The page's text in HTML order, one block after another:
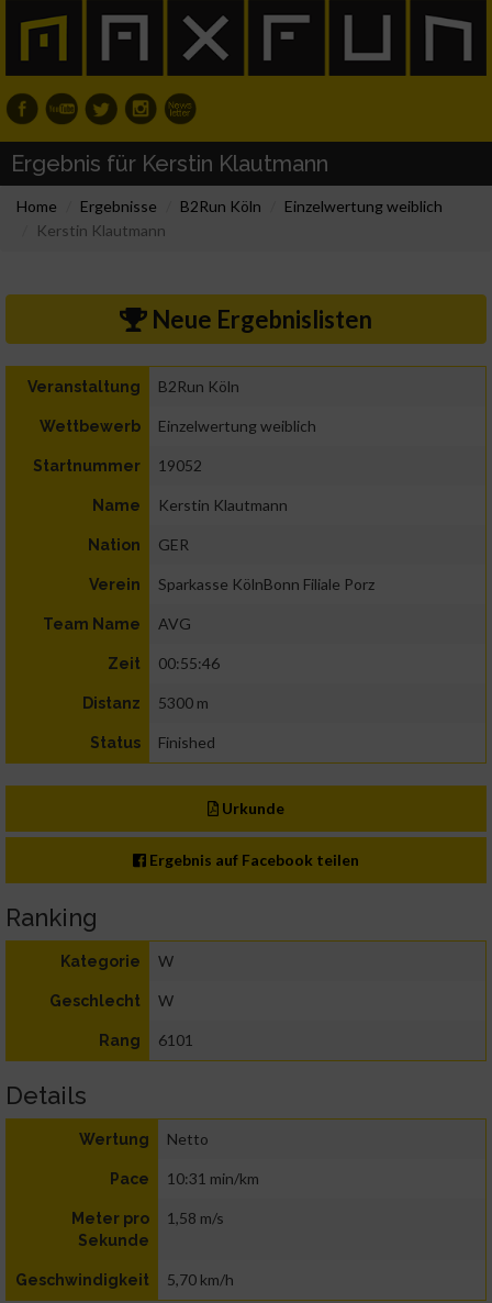
Ergebnis für Kerstin Klautmann
Home Ergebnisse B2Run Köln
Einzelwertung weiblich
Kerstin Klautmann
Neue Ergebnislisten
Veranstaltung B2Run Köln
Wettbewerb Einzelwertung weiblich
Startnummer 19052
Name Kerstin Klautmann
Nation GER
Verein Sparkasse KölnBonn Filiale Porz
Team Name AVG
Zeit 00:55:46
Distanz 5300 m
Status Finished
Urkunde
Ergebnis auf Facebook teilen
Ranking
Kategorie W
Geschlecht W
Rang 6101
Details
Wertung Netto
Pace 10:31 min/km
Meter pro
Sekunde
1,58 m/s
Geschwindigkeit 5,70 km/h